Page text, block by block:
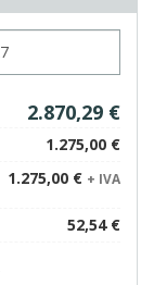
2.870,29 €
1.275,00 €
1.275,00 € + IVA
52,54 €